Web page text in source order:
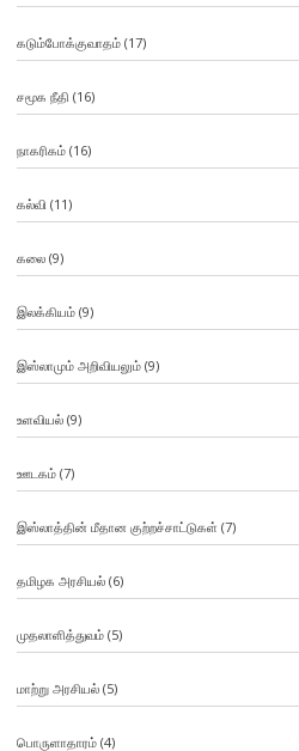
கடும்போக்குவாதம்(17)
சமூக நீதி (16)
நாகரிகம்(16)
கல்வி (11)
கலை(9)
இலக்கியம்(9)
இஸ்லாமும் அறிவியலும்(9)
உளவியல்(9)
ஊடகம்(7)
இஸ்லாத்தின் மீதான குற்றச்சாட்டுகள் (7)
தமிழக அரசியல்(6)
முதலாளித்துவம்(5)
மாற்று அரசியல்(5)
பொருளாதாரம்(4)